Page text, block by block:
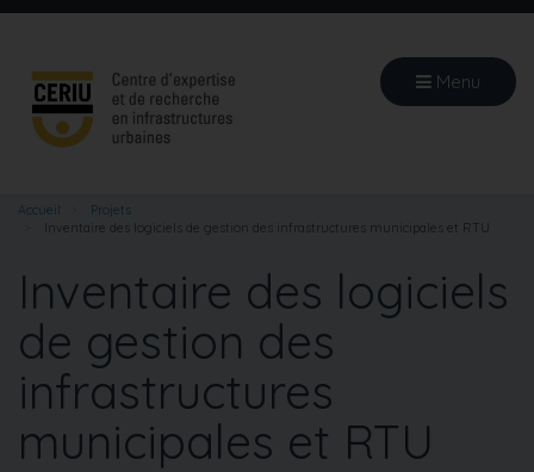
Aller
principal
Menu
Accueil
Projets
Inventaire des logiciels de gestion des infrastructures municipales et RTU
Inventaire des logiciels
de gestion des
infrastructures
municipales et RTU